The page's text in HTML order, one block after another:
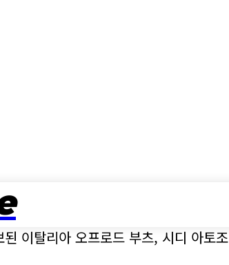
된 이탈리아 오프로드 부츠, 시디 아토조